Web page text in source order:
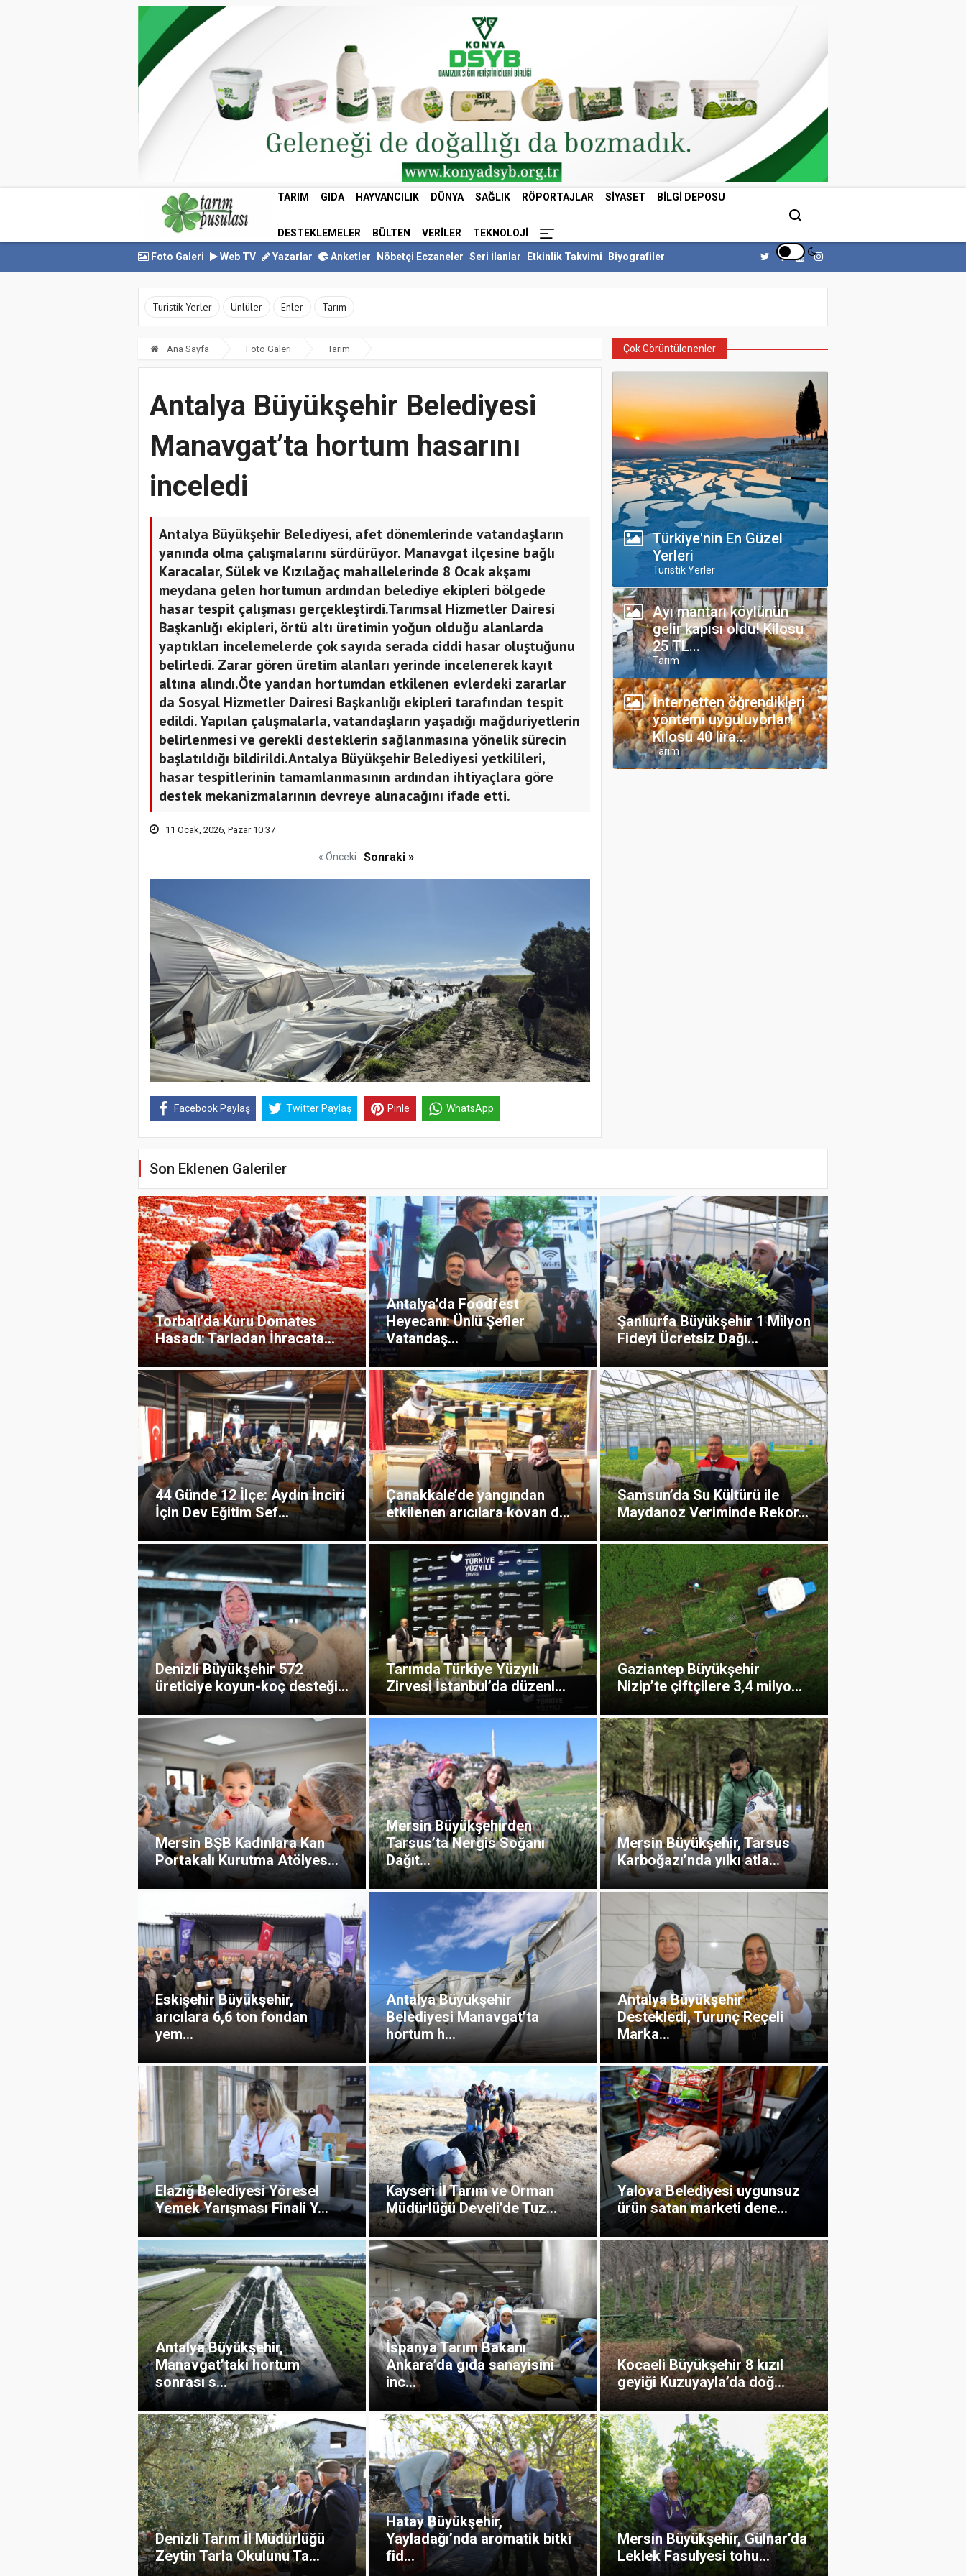
TARIM GIDA HAYVANCILIK DÜNYA SAĞLIK RÖPORTAJLAR SIYASET BILGI DEPOSU
DESTEKLEMELER BÜLTEN VERILER TEKNOLOJI
Foto Galeri Web TV Yazarlar Anketler Nöbetçi Eczaneler Seri İlanlar Etkinlik Takvimi Biyografiler
Turistik Yerler Ünlüler Enler Tarım
Ana Sayfa Foto Galeri Tarım
Antalya Büyükşehir Belediyesi
Manavgat’ta hortum hasarını
inceledi
Antalya Büyükşehir Belediyesi, afet dönemlerinde vatandaşların
yanında olma çalışmalarını sürdürüyor. Manavgat ilçesine bağlı
Karacalar, Sülek ve Kızılağaç mahallelerinde 8 Ocak akşamı
meydana gelen hortumun ardından belediye ekipleri bölgede
hasar tespit çalışması gerçekleştirdi.Tarımsal Hizmetler Dairesi
Başkanlığı ekipleri, örtü altı üretimin yoğun olduğu alanlarda
yaptıkları incelemelerde çok sayıda serada ciddi hasar oluştuğunu
belirledi. Zarar gören üretim alanları yerinde incelenerek kayıt
altına alındı.Öte yandan hortumdan etkilenen evlerdeki zararlar
da Sosyal Hizmetler Dairesi Başkanlığı ekipleri tarafından tespit
edildi. Yapılan çalışmalarla, vatandaşların yaşadığı mağduriyetlerin
belirlenmesi ve gerekli desteklerin sağlanmasına yönelik sürecin
başlatıldığı bildirildi.Antalya Büyükşehir Belediyesi yetkilileri,
hasar tespitlerinin tamamlanmasının ardından ihtiyaçlara göre
destek mekanizmalarının devreye alınacağını ifade etti.
11 Ocak, 2026, Pazar 10:37
« Önceki Sonraki »
Facebook Paylaş Twitter Paylaş Pinle WhatsApp
Çok Görüntülenenler
Türkiye'nin En Güzel
Yerleri
Turistik Yerler
Ayı mantarı köylünün
gelir kapısı oldu! Kilosu
25 TL...
Tarım
İnternetten öğrendikleri
yöntemi uyguluyorlar!
Kilosu 40 lira...
Tarım
Son Eklenen Galeriler
Torbalı’da Kuru Domates
Hasadı: Tarladan İhracata...
Antalya’da Foodfest
Heyecanı: Ünlü Şefler
Vatandaş...
Şanlıurfa Büyükşehir 1 Milyon
Fideyi Ücretsiz Dağı...
44 Günde 12 İlçe: Aydın İnciri
İçin Dev Eğitim Sef...
Çanakkale’de yangından
etkilenen arıcılara kovan d...
Samsun’da Su Kültürü ile
Maydanoz Veriminde Rekor...
Denizli Büyükşehir 572
üreticiye koyun-koç desteği...
Tarımda Türkiye Yüzyılı
Zirvesi İstanbul’da düzenl...
Gaziantep Büyükşehir
Nizip’te çiftçilere 3,4 milyo...
Mersin BŞB Kadınlara Kan
Portakalı Kurutma Atölyes...
Mersin Büyükşehirden
Tarsus’ta Nergis Soğanı
Dağıt...
Mersin Büyükşehir, Tarsus
Karboğazı’nda yılkı atla...
Eskişehir Büyükşehir,
arıcılara 6,6 ton fondan
yem...
Antalya Büyükşehir
Belediyesi Manavgat’ta
hortum h...
Antalya Büyükşehir
Destekledi, Turunç Reçeli
Marka...
Elazığ Belediyesi Yöresel
Yemek Yarışması Finali Y...
Kayseri İl Tarım ve Orman
Müdürlüğü Develi’de Tuz...
Yalova Belediyesi uygunsuz
ürün satan marketi dene...
Antalya Büyükşehir,
Manavgat’taki hortum
sonrası s...
İspanya Tarım Bakanı
Ankara’da gıda sanayisini
inc...
Kocaeli Büyükşehir 8 kızıl
geyiği Kuzuyayla’da doğ...
Denizli Tarım İl Müdürlüğü
Zeytin Tarla Okulunu Ta...
Hatay Büyükşehir,
Yayladağı’nda aromatik bitki
fid...
Mersin Büyükşehir, Gülnar’da
Leklek Fasulyesi tohu...